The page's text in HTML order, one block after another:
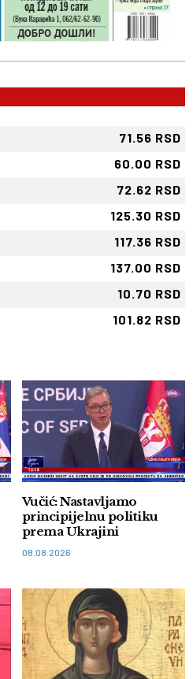
71.56 RSD
60.00 RSD
72.62 RSD
125.30 RSD
117.36 RSD
137.00 RSD
10.70 RSD
101.82 RSD
Vučić: Nastavljamo
principijelnu politiku
prema Ukrajini
08.08.2026